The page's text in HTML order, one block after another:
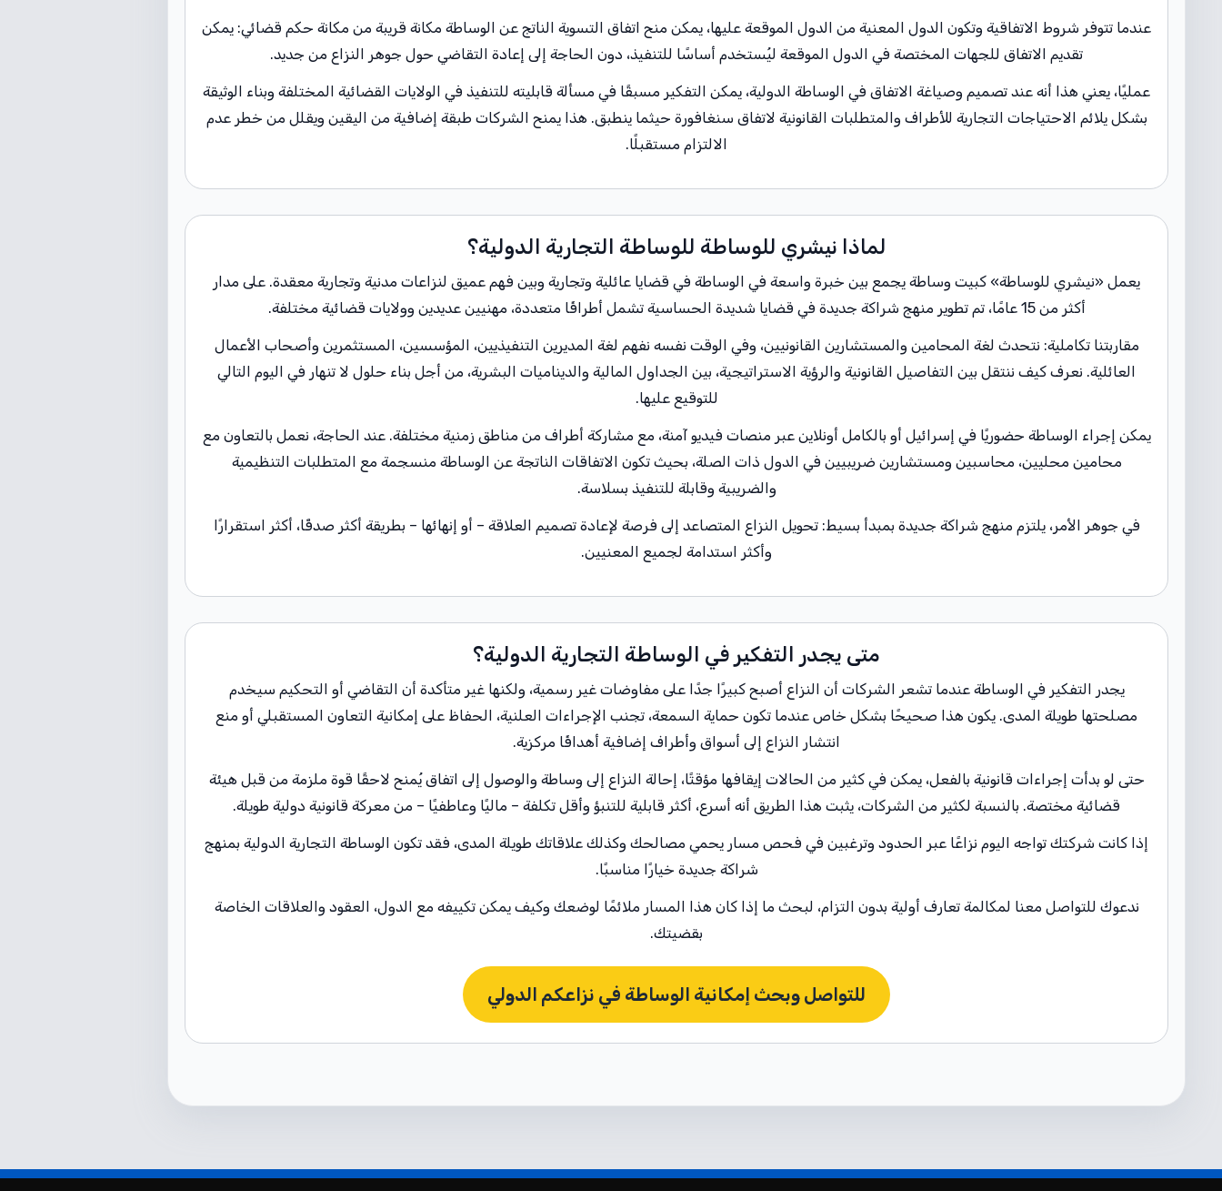
عندما تتوفر شروط الاتفاقية وتكون الدول المعنية من الدول الموقعة عليها، يمكن منح اتفاق التسوية الناتج عن الوساطة مكانة قريبة من مكانة حكم قضائي: يمكن
تقديم الاتفاق للجهات المختصة في الدول الموقعة ليُستخدم أساسًا للتنفيذ، دون الحاجة إلى إعادة التقاضي حول جوهر النزاع من جديد.
عمليًا، يعني هذا أنه عند تصميم وصياغة الاتفاق في الوساطة الدولية، يمكن التفكير مسبقًا في مسألة قابليته للتنفيذ في الولايات القضائية المختلفة وبناء الوثيقة
بشكل يلائم الاحتياجات التجارية للأطراف والمتطلبات القانونية لاتفاق سنغافورة حيثما ينطبق. هذا يمنح الشركات طبقة إضافية من اليقين ويقلل من خطر عدم
الالتزام مستقبلًا.
لماذا نيشري للوساطة للوساطة التجارية الدولية؟
يعمل «نيشري للوساطة» كبيت وساطة يجمع بين خبرة واسعة في الوساطة في قضايا عائلية وتجارية وبين فهم عميق لنزاعات مدنية وتجارية معقدة. على مدار
أكثر من 15 عامًا، تم تطوير منهج شراكة جديدة في قضايا شديدة الحساسية تشمل أطرافًا متعددة، مهنيين عديدين وولايات قضائية مختلفة.
مقاربتنا تكاملية: نتحدث لغة المحامين والمستشارين القانونيين، وفي الوقت نفسه نفهم لغة المديرين التنفيذيين، المؤسسين، المستثمرين وأصحاب الأعمال
العائلية. نعرف كيف ننتقل بين التفاصيل القانونية والرؤية الاستراتيجية، بين الجداول المالية والديناميات البشرية، من أجل بناء حلول لا تنهار في اليوم التالي
للتوقيع عليها.
يمكن إجراء الوساطة حضوريًا في إسرائيل أو بالكامل أونلاين عبر منصات فيديو آمنة، مع مشاركة أطراف من مناطق زمنية مختلفة. عند الحاجة، نعمل بالتعاون مع
محامين محليين، محاسبين ومستشارين ضريبيين في الدول ذات الصلة، بحيث تكون الاتفاقات الناتجة عن الوساطة منسجمة مع المتطلبات التنظيمية
والضريبية وقابلة للتنفيذ بسلاسة.
في جوهر الأمر، يلتزم منهج شراكة جديدة بمبدأ بسيط: تحويل النزاع المتصاعد إلى فرصة لإعادة تصميم العلاقة – أو إنهائها – بطريقة أكثر صدقًا، أكثر استقرارًا
وأكثر استدامة لجميع المعنيين.
متى يجدر التفكير في الوساطة التجارية الدولية؟
يجدر التفكير في الوساطة عندما تشعر الشركات أن النزاع أصبح كبيرًا جدًا على مفاوضات غير رسمية، ولكنها غير متأكدة أن التقاضي أو التحكيم سيخدم
مصلحتها طويلة المدى. يكون هذا صحيحًا بشكل خاص عندما تكون حماية السمعة، تجنب الإجراءات العلنية، الحفاظ على إمكانية التعاون المستقبلي أو منع
انتشار النزاع إلى أسواق وأطراف إضافية أهدافًا مركزية.
حتى لو بدأت إجراءات قانونية بالفعل، يمكن في كثير من الحالات إيقافها مؤقتًا، إحالة النزاع إلى وساطة والوصول إلى اتفاق يُمنح لاحقًا قوة ملزمة من قبل هيئة
قضائية مختصة. بالنسبة لكثير من الشركات، يثبت هذا الطريق أنه أسرع، أكثر قابلية للتنبؤ وأقل تكلفة – ماليًا وعاطفيًا – من معركة قانونية دولية طويلة.
إذا كانت شركتك تواجه اليوم نزاعًا عبر الحدود وترغبين في فحص مسار يحمي مصالحك وكذلك علاقاتك طويلة المدى، فقد تكون الوساطة التجارية الدولية بمنهج
شراكة جديدة خيارًا مناسبًا.
ندعوك للتواصل معنا لمكالمة تعارف أولية بدون التزام، لبحث ما إذا كان هذا المسار ملائمًا لوضعك وكيف يمكن تكييفه مع الدول، العقود والعلاقات الخاصة
بقضيتك.
للتواصل وبحث إمكانية الوساطة في نزاعكم الدولي